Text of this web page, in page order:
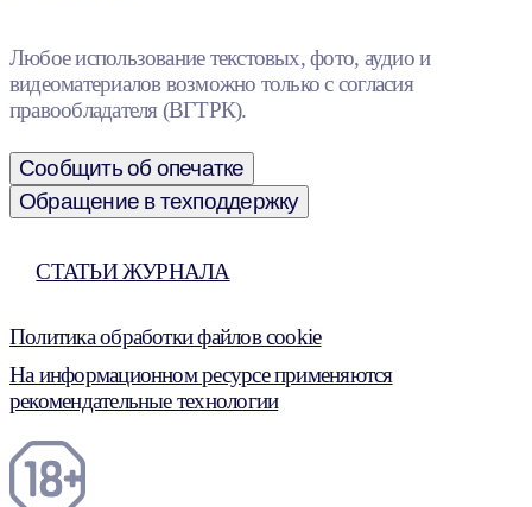
Любое использование текстовых, фото, аудио и
видеоматериалов возможно только с согласия
правообладателя (ВГТРК).
Сообщить об опечатке
Обращение в техподдержку
СТАТЬИ ЖУРНАЛА
Политика обработки файлов cookie
На информационном ресурсе применяются
рекомендательные технологии